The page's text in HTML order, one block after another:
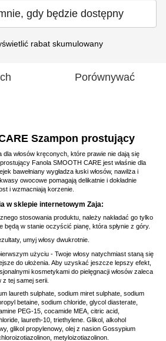
gdy będzie dostępny
rabat skumulowany
Porównywać
Szampon prostujący
włosów kręconych, które prawie nie dają się
Fanola SMOOTH CARE jest właśnie dla
bawełniany wygładza łuski włosów, nawilża i
owocowe pomagają delikatnie i dokładnie
i wzmacniają korzenie.
w sklepie internetowym Zaja:
stosowania produktu, należy nakładać go tylko
będą w stanie oczyścić pianę, która spłynie z góry.
umyj włosy dwukrotnie.
użyciu - Twoje włosy natychmiast staną się
do ułożenia. Aby uzyskać jeszcze lepszy efekt,
kosmetykami do pielęgnacji włosów zaleca
z tej samej serii.
laureth sulphate, sodium miret sulphate, sodium
betaine, sodium chloride, glycol diasterate,
PEG-15, cocamide MEA, citric acid,
laureth-10, triethylene. Glikol, alkohol
glikol propylenowy, olej z nasion Gossypium
metyloizotiazolinon.